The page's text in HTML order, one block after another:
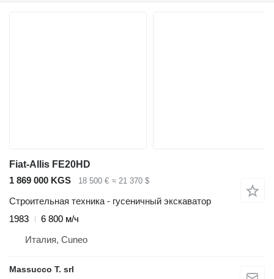
Fiat-Allis FE20HD
1 869 000 KGS
18 500 € ≈ 21 370 $
Строительная техника - гусеничный экскаватор
1983
6 800 м/ч
Италия, Cuneo
Massucco T. srl